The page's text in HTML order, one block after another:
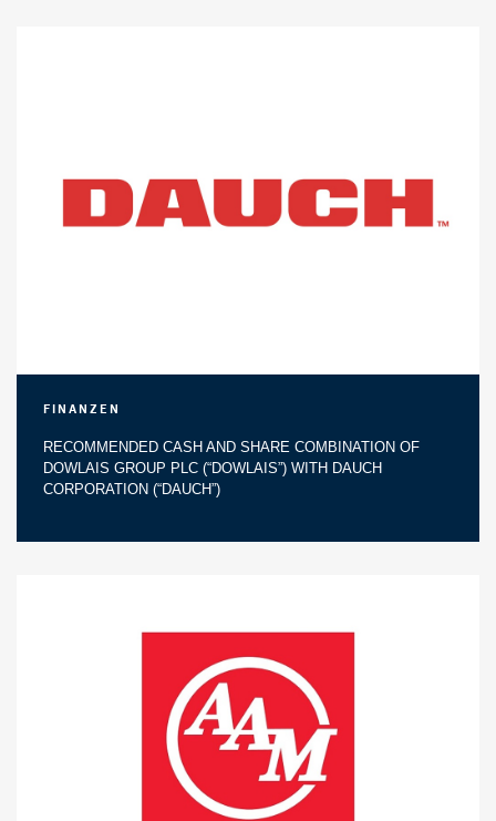
Finanzen
RECOMMENDED CASH AND SHARE COMBINATION OF
DOWLAIS GROUP PLC (“DOWLAIS”) WITH DAUCH
CORPORATION (“DAUCH”)